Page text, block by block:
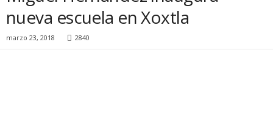
nueva escuela en Xoxtla
marzo 23, 2018 2840